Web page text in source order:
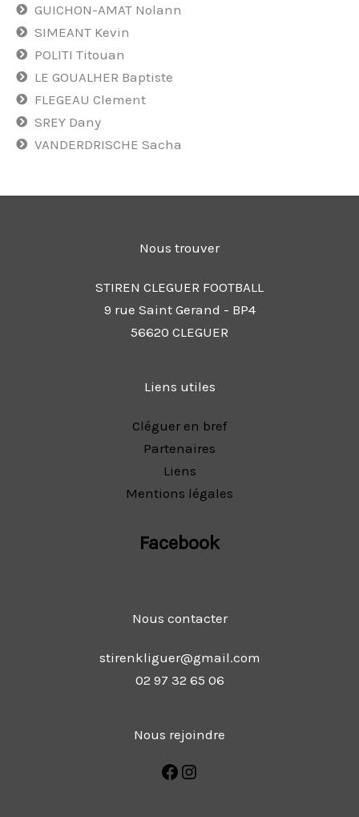
GUICHON-AMAT Nolann
SIMEANT Kevin
POLITI Titouan
LE GOUALHER Baptiste
FLEGEAU Clement
SREY Dany
VANDERDRISCHE Sacha
Nous trouver
STIREN CLEGUER FOOTBALL
9 rue Saint Gerand - BP4
56620 CLEGUER
Liens utiles
Cléguer en bref
Partenaires
Liens
Mentions légales
Facebook
Nous contacter
stirenkliguer@gmail.com
02 97 32 65 06
Nous rejoindre